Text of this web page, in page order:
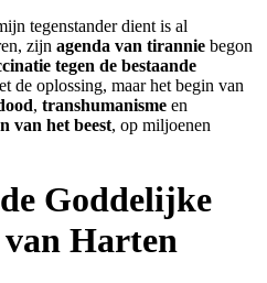
tegenstander dient is al
zijn agenda van tirannie begon
tegen de bestaande
de oplossing, maar het begin van
, transhumanisme en
van het beest, op miljoenen
Goddelijke
Harten